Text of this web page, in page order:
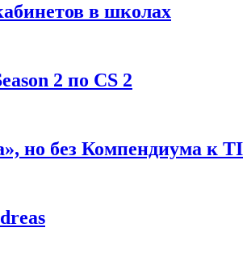
в школах
2 по CS 2
но без Компендиума к TI